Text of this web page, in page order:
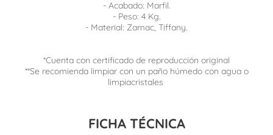
- Acabado: Marfil.
- Peso: 4 Kg.
- Material: Zamac, Tiffany.
*Cuenta con certificado de reproducción original
**Se recomienda limpiar con un paño húmedo con agua o
limpiacristales
FICHA TÉCNICA